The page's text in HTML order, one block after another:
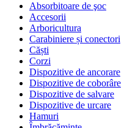
Absorbitoare de şoc
Accesorii
Arboricultura
Carabiniere și conectori
Căști
Corzi
Dispozitive de ancorare
Dispozitive de coborâre
Dispozitive de salvare
Dispozitive de urcare
Hamuri